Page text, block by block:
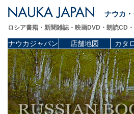
ナウカ
ロシア書籍・新聞雑誌・映画DVD・朗読
ナウカジャパン 店舗地図 カタ